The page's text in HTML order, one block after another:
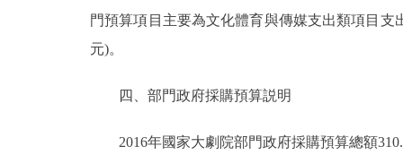
門預算項目主要為文化體育與傳媒支出類項目支
元)。
四、部門政府採購預算説明
2016年國家大劇院部門政府採購預算總額